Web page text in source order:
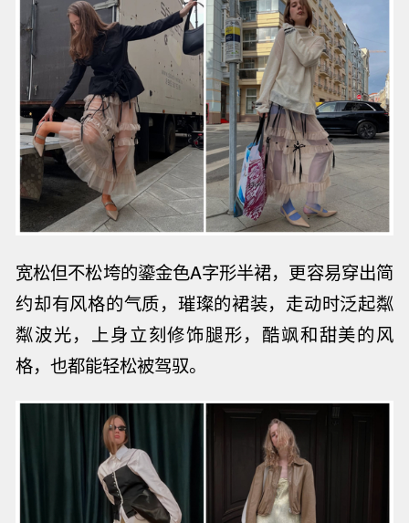
宽松但不松垮的鎏金色A字形半裙，更容易穿出简
约却有风格的气质，璀璨的裙装，走动时泛起粼
粼波光，
上身立刻修饰腿形，酷飒和甜美的风
格，也都能轻松被驾驭。